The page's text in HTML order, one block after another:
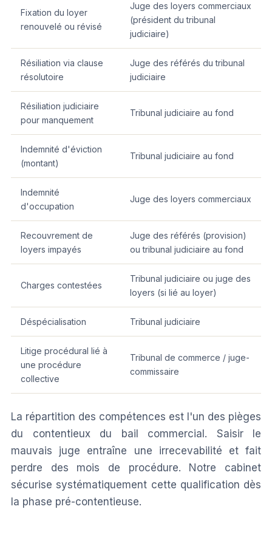
Fixation du loyer
renouvelé ou révisé
Juge des loyers commerciaux
(président du tribunal
judiciaire)
Résiliation via clause
résolutoire
Juge des référés du tribunal
judiciaire
Résiliation judiciaire
pour manquement
Tribunal judiciaire au fond
Indemnité d'éviction
(montant)
Tribunal judiciaire au fond
Indemnité
d'occupation
Juge des loyers commerciaux
Recouvrement de
loyers impayés
Juge des référés (provision)
ou tribunal judiciaire au fond
Charges contestées
Tribunal judiciaire ou juge des
loyers (si lié au loyer)
Déspécialisation Tribunal judiciaire
Litige procédural lié à
une procédure
collective
Tribunal de commerce / juge-
commissaire
La répartition des compétences est l'un des pièges
du contentieux du bail commercial. Saisir le
mauvais juge entraîne une irrecevabilité et fait
perdre des mois de procédure. Notre cabinet
sécurise systématiquement cette qualification dès
la phase pré-contentieuse.